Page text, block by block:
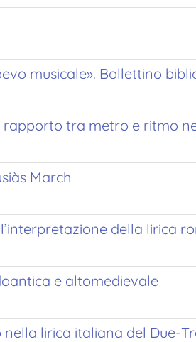
musicale». Bollettino
tra metro e ritmo
March
della lirica
e altomedievale
lirica italiana del Due-